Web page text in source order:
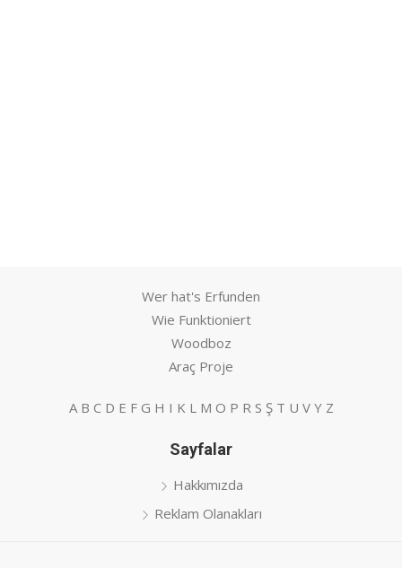
Wer hat's Erfunden
Wie Funktioniert
Woodboz
Araç Proje
A B C D E F G H I K L M O P R S Ş T U V Y Z
Sayfalar
Hakkımızda
Reklam Olanakları